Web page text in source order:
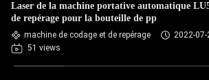
Laser de la machine portative automatique
de repérage pour la bouteille de pp
machine de codage et de repérage
2022-07-
51 views